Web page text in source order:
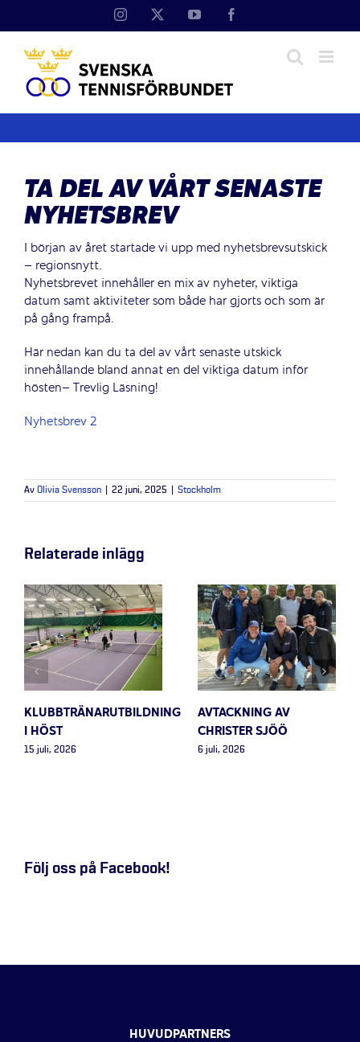
Instagram YouTube
TA DEL AV VÅRT SENASTE
NYHETSBREV
I början av året startade vi upp med nyhetsbrevsutskick
– regionsnytt.
Nyhetsbrevet innehåller en mix av nyheter, viktiga
datum samt aktiviteter som både har gjorts och som är
på gång frampå.
Här nedan kan du ta del av vårt senaste utskick
innehållande bland annat en del viktiga datum inför
hösten– Trevlig Läsning!
Nyhetsbrev 2
Av Olivia Svensson 22 juni, 2025 Stockholm
Relaterade inlägg
KLUBBTRÄNARUTBILDNING
I HÖST
15 juli, 2026
AVTACKNING AV
CHRISTER SJÖÖ
6 juli, 2026
Följ oss på Facebook!
HUVUDPARTNERS